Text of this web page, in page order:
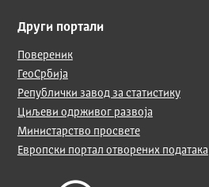
Други портали
Повереник
ГеоСрбија
Републички завод за статистику
Циљеви одрживог развоја
Министарство просвете
Европски портал отворених података